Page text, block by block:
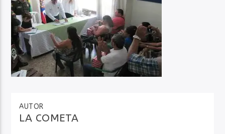
Audio en Vivo
AUTOR
LA COMETA